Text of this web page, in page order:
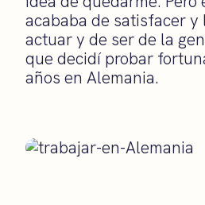
acababa de satisfacer y
actuar y de ser de la
que decidí probar
años en Alemania.